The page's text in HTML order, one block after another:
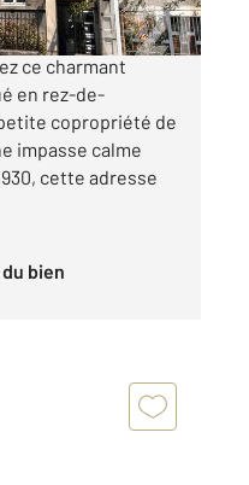
la très appréciée
ce charmant
en rez-de-
copropriété de
impasse calme
cette adresse
du bien